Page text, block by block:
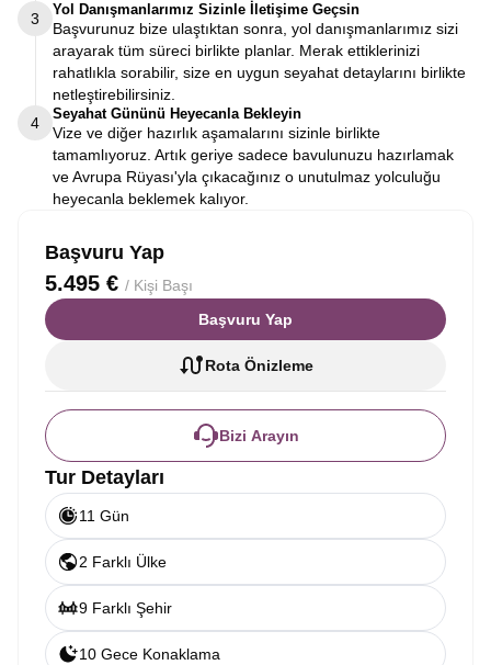
3
Yol Danışmanlarımız Sizinle İletişime Geçsin
Başvurunuz bize ulaştıktan sonra, yol danışmanlarımız sizi
arayarak tüm süreci birlikte planlar. Merak ettiklerinizi
rahatlıkla sorabilir, size en uygun seyahat detaylarını birlikte
netleştirebilirsiniz.
4
Seyahat Gününü Heyecanla Bekleyin
Vize ve diğer hazırlık aşamalarını sizinle birlikte
tamamlıyoruz. Artık geriye sadece bavulunuzu hazırlamak
ve Avrupa Rüyası'yla çıkacağınız o unutulmaz yolculuğu
heyecanla beklemek kalıyor.
Başvuru Yap
5.495 € / Kişi Başı
Başvuru Yap
Rota Önizleme
Bizi Arayın
Tur Detayları
11 Gün
2 Farklı Ülke
9 Farklı Şehir
10 Gece Konaklama